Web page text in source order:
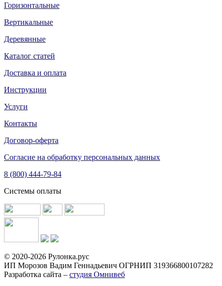
Горизонтальные
Вертикальные
Деревянные
Каталог статей
Доставка и оплата
Инструкции
Услуги
Контакты
Договор-оферта
Согласие на обработку персональных данных
8 (800) 444-79-84
Системы оплаты
© 2020-2026 Рулонка.рус
ИП Морозов Вадим Геннадьевич ОГРНИП 319366800107282
Разработка сайта – студия Омнивеб